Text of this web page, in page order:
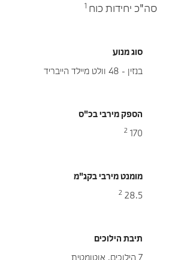
סה"כ יחידות כוח1
סוג מנוע
בנזין - 48 וולט מיילד הייבריד
הספק מירבי בכ"ס
170
2
מומנט מירבי בקג"מ
28.5
2
תיבת הילוכים